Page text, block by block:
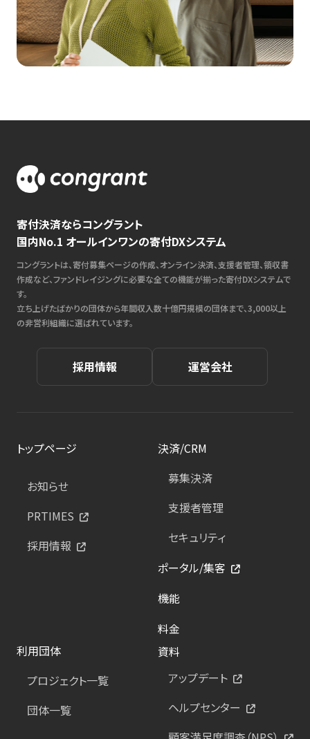
寄付決済ならコングラント
国内No.1 オールインワンの寄付DXシステム
コングラントは、寄付募集ページの作成、オンライン決済、支援者管理、領収書
作成など、ファンドレイジングに必要な全ての機能が揃った寄付DXシステムで
す。
立ち上げたばかりの団体から年間収入数十億円規模の団体まで、3,000以上
の非営利組織に選ばれています。
採用情報 運営会社
トップページ
お知らせ
PRTIMES
採用情報
決済/CRM
募集決済
支援者管理
セキュリティ
ポータル/集客
機能
料金
利用団体
プロジェクト一覧
団体一覧
資料
アップデート
ヘルプセンター